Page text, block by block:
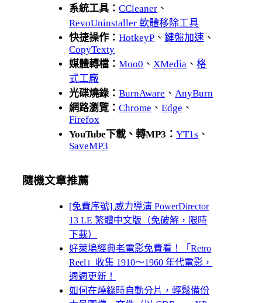
系統工具：CCleaner 、
RevoUninstaller 軟體移除工具
快捷操作：HotkeyP 、鍵盤加速 、
CopyTexty
媒體轉檔：Moo0 、 XMedia 、格
式工廠
光碟燒錄：BurnAware 、 AnyBurn
網路瀏覽：Chrome 、Edge 、
Firefox
YouTube下載、轉MP3：YT1s 、
SaveMP3
隨機文章推薦
[免費序號] 威力導演 PowerDirector
13 LE 繁體中文版（免破解，限時
下載）
好萊塢經典老電影免費看！「Retro
Reel」收集 1910～1960 年代電影，
週週更新！
如何在燒錄時自動分片，輕鬆備份